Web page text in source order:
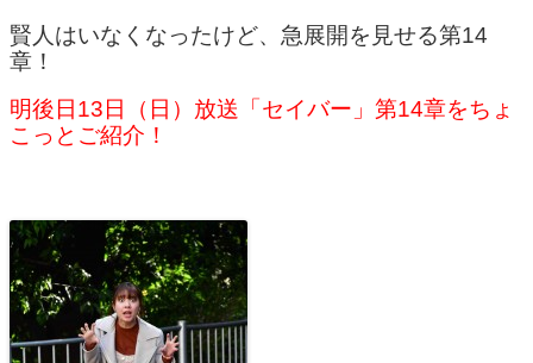
賢人はいなくなったけど、急展開を見せる第14
章！
明後日13日（日）放送「セイバー」第14章をちょ
こっとご紹介！